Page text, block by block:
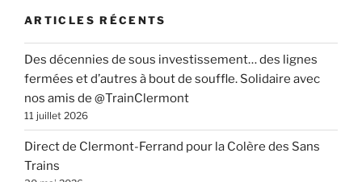
ARTICLES RÉCENTS
Des décennies de sous investissement… des lignes
fermées et d’autres à bout de souffle. Solidaire avec
nos amis de @TrainClermont
11 juillet 2026
Direct de Clermont-Ferrand pour la Colère des Sans
Trains